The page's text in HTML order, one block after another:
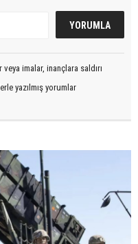
imalar, inançlara saldırı
yazılmış yorumlar